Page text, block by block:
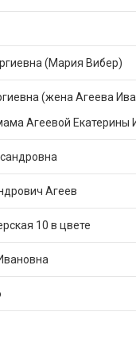
(Мария Вибер)
(жена Агеева
Агеевой Екатерины
Агеев
10 в цвете